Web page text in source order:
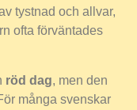
tystnad och allvar,
ofta förväntades
röd dag, men den
många svenskar